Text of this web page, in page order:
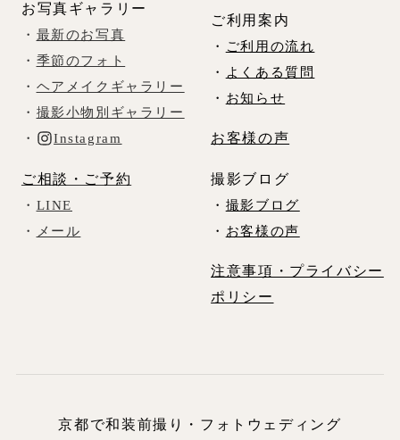
お写真ギャラリー
・ 最新のお写真
・ 季節のフォト
・ ヘアメイクギャラリー
・ 撮影小物別ギャラリー
・
Instagram
ご相談・ご予約
・ LINE
・
メール
ご利用案内
・
ご利用の流れ
・
よくある質問
・ お知らせ
お客様の声
撮影ブログ
・ 撮影ブログ
・ お客様の声
注意事項・プライバシー
ポリシー
京都で和装前撮り・フォトウェディング